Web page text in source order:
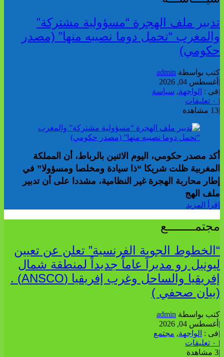
تدبير ملف الهجرة “مسؤولية مشتركة”
والمغرب “تحمل دوما نصيبه منها” (مصدر
حكومي)
كتب بواسطة admin
| أغسطس 04, 2026
|فى : الواجهة, سياسة
|
|13 مشاهدة
أكد مصدر حكومي، اليوم الاثنين بالرباط، أن المملكة
المغربية ظلت شريكا “ذا سيادة ومخلصا ومسؤولا” في
إطار محاربة الهجرة غير النظامية، مشددا على أن تدبير
ملف الهج
إقرأ المزيد
مجتمــــــــع
“الخطوط الجوية الفرنسية” تعلن عن تعيين
ليونيل رو مديراً عاماً جديداً لمنطقة شمال
إفريقيا والساحل وغرب إفريقيا (ANSCO) .
(بيان صحفي )
كتب بواسطة admin
| أغسطس 04, 2026
|فى : الواجهة, مجتمع
|
|3 مشاهدة